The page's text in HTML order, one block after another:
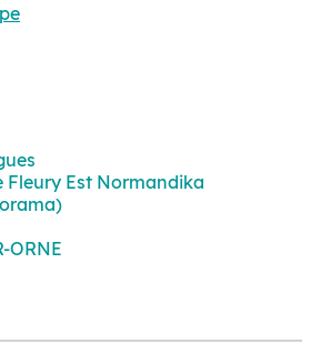
Fleury Est Normandika
ORNE